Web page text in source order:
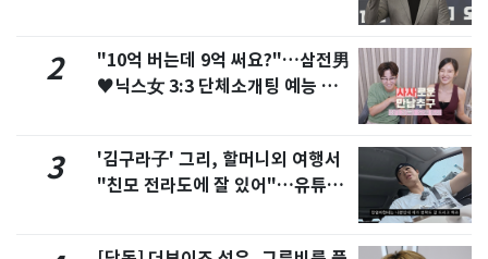
2
"10억 버는데 9억 써요?"…삼전男
♥닉스女 3:3 단체소개팅 예능 화
3
'김구라子' 그리, 할머니외 여행서
"친모 전라도에 잘 있어"…유튜브